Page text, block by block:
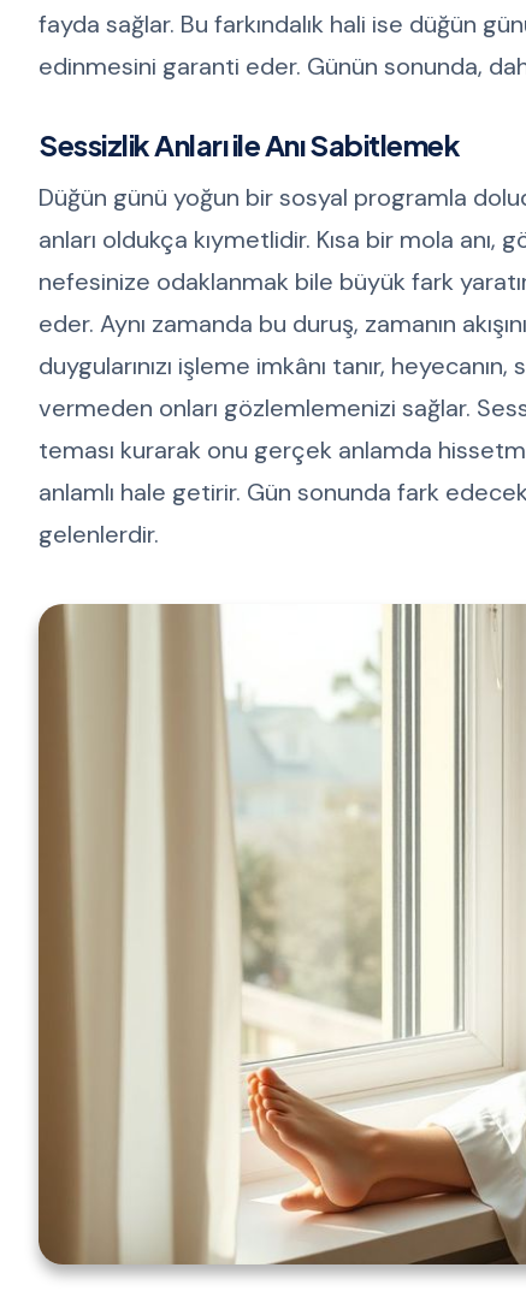
fayda sağlar. Bu farkındalık hali ise düğün
edinmesini garanti eder. Günün sonunda,
Sessizlik Anları ile Anı Sabitlemek
Düğün günü yoğun bir sosyal programla
anları oldukça kıymetlidir. Kısa bir mola
nefesinize odaklanmak bile büyük fark
eder. Aynı zamanda bu duruş, zamanın
duygularınızı işleme imkânı tanır,
vermeden onları gözlemlemenizi sağlar.
teması kurarak onu gerçek anlamda
anlamlı hale getirir. Gün sonunda fark
gelenlerdir.